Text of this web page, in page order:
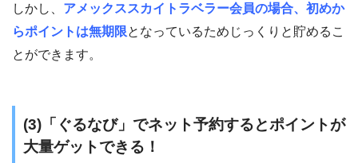
しかし、 アメックススカイトラベラー会員の場合、初めか
らポイントは無期限となっているためじっくりと貯めるこ
とができます。
(3)「ぐるなび」でネット予約するとポイントが
大量ゲットできる！